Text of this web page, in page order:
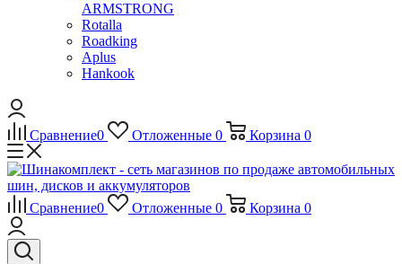
ARMSTRONG
Rotalla
Roadking
Aplus
Hankook
Сравнение0 Отложенные 0 Корзина 0
Сравнение0 Отложенные 0 Корзина 0